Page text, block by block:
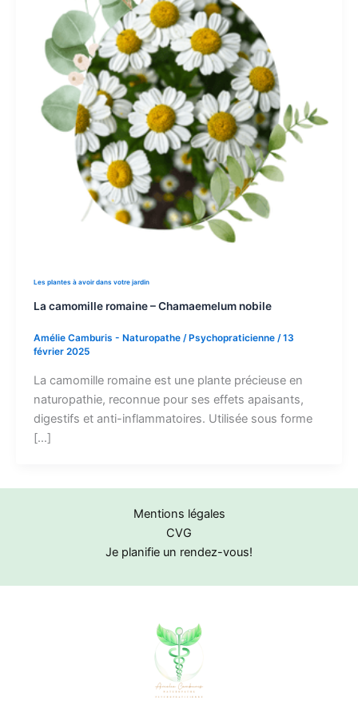
Les plantes à avoir dans votre jardin
La camomille romaine – Chamaemelum nobile
Amélie Camburis - Naturopathe / Psychopraticienne /13
février 2025
La camomille romaine est une plante précieuse en
naturopathie, reconnue pour ses effets apaisants,
digestifs et anti-inflammatoires. Utilisée sous forme
[…]
Mentions légales
CVG
Je planifie un rendez-vous!